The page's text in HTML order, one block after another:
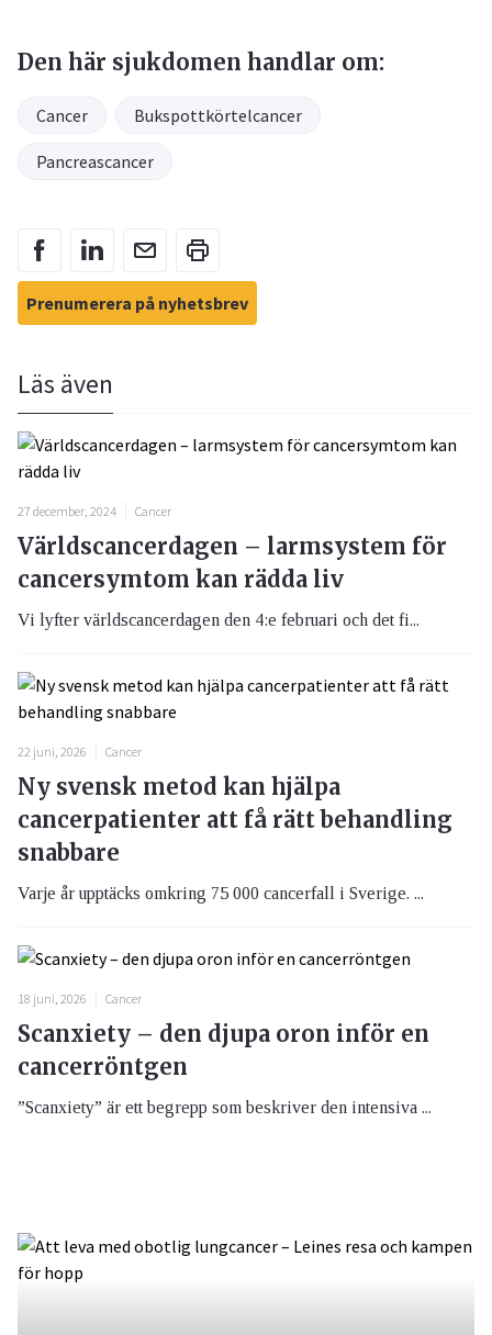
Den här sjukdomen handlar om:
Cancer Bukspottkörtelcancer
Pancreascancer
Prenumerera på nyhetsbrev
Läs även
27 december, 2024 Cancer
Världscancerdagen – larmsystem för
cancersymtom kan rädda liv
Vi lyfter världscancerdagen den 4:e februari och det fi...
22 juni, 2026 Cancer
Ny svensk metod kan hjälpa
cancerpatienter att få rätt behandling
snabbare
Varje år upptäcks omkring 75 000 cancerfall i Sverige. ...
18 juni, 2026 Cancer
Scanxiety – den djupa oron inför en
cancerröntgen
”Scanxiety” är ett begrepp som beskriver den intensiva ...